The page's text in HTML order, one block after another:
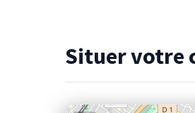
Situer votre